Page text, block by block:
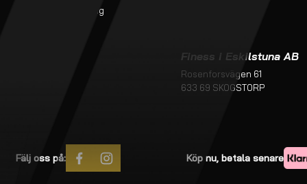
Monteringsanvisning
Finess i Eskilstuna AB
Rosenforsvägen 61
633 69 SKOGSTORP
Fälj oss på: Köp nu, betala senare